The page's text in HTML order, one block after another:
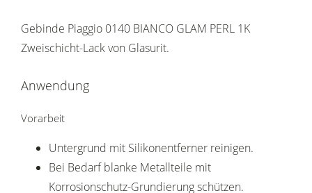
Gebinde Piaggio 0140 BIANCO GLAM PERL 1K
Zweischicht-Lack von Glasurit.
Anwendung
Vorarbeit
Untergrund mit Silikonentferner reinigen.
Bei Bedarf blanke Metallteile mit
Korrosionschutz-Grundierung schützen.